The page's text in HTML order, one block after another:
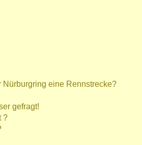
Nürburgring eine Rennstrecke?
gefragt!
?